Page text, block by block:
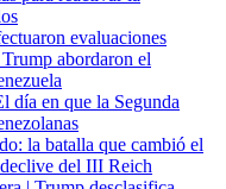
evaluaciones
abordaron el
día en que la Segunda
la batalla que cambió el
del III Reich